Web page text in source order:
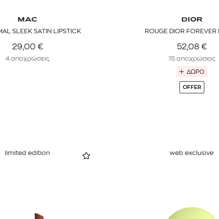
MAC
SLEEK SATIN LIPSTICK
29,00 €
4 αποχρώσεις
DIOR
ROUGE DIOR FOREVER
52,08 €
15 αποχρώσεις
ΔΩΡΟ
OFFER
limited edition web exclusive